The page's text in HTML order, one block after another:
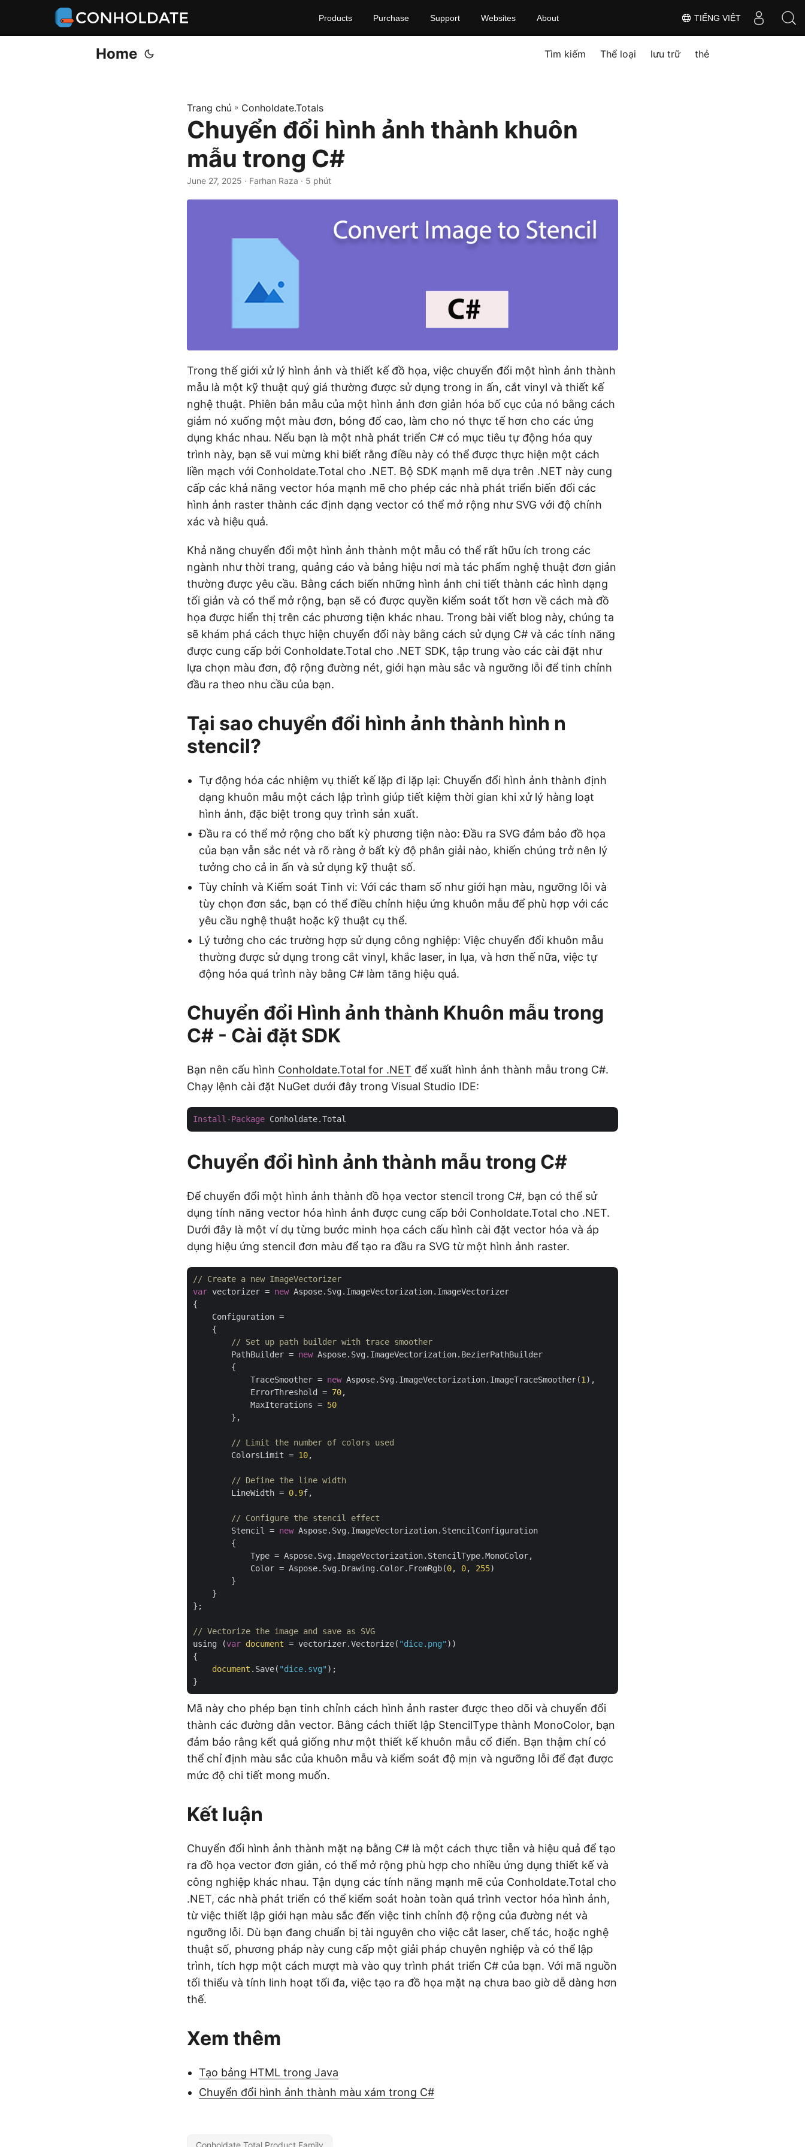
TIẾNG VIỆT
Products Purchase Support Websites About
Home Tìm kiếm Thể loại lưu trữ thẻ
Trang chủ » Conholdate.Totals
Chuyển đổi hình ảnh thành khuôn
mẫu trong C#
June 27, 2025 ‎ · Farhan Raza · 5 phút
Trong thế giới xử lý hình ảnh và thiết kế đồ họa, việc chuyển đổi một hình ảnh thành
mẫu là một kỹ thuật quý giá thường được sử dụng trong in ấn, cắt vinyl và thiết kế
nghệ thuật. Phiên bản mẫu của một hình ảnh đơn giản hóa bố cục của nó bằng cách
giảm nó xuống một màu đơn, bóng đổ cao, làm cho nó thực tế hơn cho các ứng
dụng khác nhau. Nếu bạn là một nhà phát triển C# có mục tiêu tự động hóa quy
trình này, bạn sẽ vui mừng khi biết rằng điều này có thể được thực hiện một cách
liền mạch với Conholdate.Total cho .NET. Bộ SDK mạnh mẽ dựa trên .NET này cung
cấp các khả năng vector hóa mạnh mẽ cho phép các nhà phát triển biến đổi các
hình ảnh raster thành các định dạng vector có thể mở rộng như SVG với độ chính
xác và hiệu quả.
Khả năng chuyển đổi một hình ảnh thành một mẫu có thể rất hữu ích trong các
ngành như thời trang, quảng cáo và bảng hiệu nơi mà tác phẩm nghệ thuật đơn giản
thường được yêu cầu. Bằng cách biến những hình ảnh chi tiết thành các hình dạng
tối giản và có thể mở rộng, bạn sẽ có được quyền kiểm soát tốt hơn về cách mà đồ
họa được hiển thị trên các phương tiện khác nhau. Trong bài viết blog này, chúng ta
sẽ khám phá cách thực hiện chuyển đổi này bằng cách sử dụng C# và các tính năng
được cung cấp bởi Conholdate.Total cho .NET SDK, tập trung vào các cài đặt như
lựa chọn màu đơn, độ rộng đường nét, giới hạn màu sắc và ngưỡng lỗi để tinh chỉnh
đầu ra theo nhu cầu của bạn.
Tại sao chuyển đổi hình ảnh thành hình n
stencil?
Tự động hóa các nhiệm vụ thiết kế lặp đi lặp lại: Chuyển đổi hình ảnh thành định
dạng khuôn mẫu một cách lập trình giúp tiết kiệm thời gian khi xử lý hàng loạt
hình ảnh, đặc biệt trong quy trình sản xuất.
Đầu ra có thể mở rộng cho bất kỳ phương tiện nào: Đầu ra SVG đảm bảo đồ họa
của bạn vẫn sắc nét và rõ ràng ở bất kỳ độ phân giải nào, khiến chúng trở nên lý
tưởng cho cả in ấn và sử dụng kỹ thuật số.
Tùy chỉnh và Kiểm soát Tinh vi: Với các tham số như giới hạn màu, ngưỡng lỗi và
tùy chọn đơn sắc, bạn có thể điều chỉnh hiệu ứng khuôn mẫu để phù hợp với các
yêu cầu nghệ thuật hoặc kỹ thuật cụ thể.
Lý tưởng cho các trường hợp sử dụng công nghiệp: Việc chuyển đổi khuôn mẫu
thường được sử dụng trong cắt vinyl, khắc laser, in lụa, và hơn thế nữa, việc tự
động hóa quá trình này bằng C# làm tăng hiệu quả.
Chuyển đổi Hình ảnh thành Khuôn mẫu trong
C# - Cài đặt SDK
Bạn nên cấu hình Conholdate.Total for .NET để xuất hình ảnh thành mẫu trong C#.
Chạy lệnh cài đặt NuGet dưới đây trong Visual Studio IDE:
Install -Package
Chuyển đổi hình ảnh thành mẫu trong C#
Để chuyển đổi một hình ảnh thành đồ họa vector stencil trong C#, bạn có thể sử
dụng tính năng vector hóa hình ảnh được cung cấp bởi Conholdate.Total cho .NET.
Dưới đây là một ví dụ từng bước minh họa cách cấu hình cài đặt vector hóa và áp
dụng hiệu ứng stencil đơn màu để tạo ra đầu ra SVG từ một hình ảnh raster.
// Create a new ImageVectorizer
var vectorizer = new Aspose.Svg.ImageVectorization.ImageVectorizer
{
    Configuration =
    {
// Set up path builder with trace smoother
        PathBuilder =
new Aspose.Svg.ImageVectorization.BezierPathBuilder
        {
            TraceSmoother =
new Aspose.Svg.ImageVectorization.ImageTraceSmoother(1 ),
            ErrorThreshold =
70,
            MaxIterations =
50
        },
// Limit the number of colors used
        ColorsLimit =
10,
// Define the line width
        LineWidth =
0.9f,
// Configure the stencil effect
        Stencil =
new Aspose.Svg.ImageVectorization.StencilConfiguration
        {
            Type = Aspose.Svg.ImageVectorization.StencilType.MonoColor,
            Color = Aspose.Svg.Drawing.Color.FromRgb(
0, 0, 255)
        }
    }
};
// Vectorize the image and save as SVG
using (var document = vectorizer.Vectorize( "dice.png" ))
{
document .Save( "dice.svg" );
Mã này cho phép bạn tinh chỉnh cách hình ảnh raster được theo dõi và chuyển đổi
thành các đường dẫn vector. Bằng cách thiết lập StencilType thành MonoColor, bạn
đảm bảo rằng kết quả giống như một thiết kế khuôn mẫu cổ điển. Bạn thậm chí có
thể chỉ định màu sắc của khuôn mẫu và kiểm soát độ mịn và ngưỡng lỗi để đạt được
mức độ chi tiết mong muốn.
Kết luận
Chuyển đổi hình ảnh thành mặt nạ bằng C# là một cách thực tiễn và hiệu quả để tạo
ra đồ họa vector đơn giản, có thể mở rộng phù hợp cho nhiều ứng dụng thiết kế và
công nghiệp khác nhau. Tận dụng các tính năng mạnh mẽ của Conholdate.Total cho
.NET, các nhà phát triển có thể kiểm soát hoàn toàn quá trình vector hóa hình ảnh,
từ việc thiết lập giới hạn màu sắc đến việc tinh chỉnh độ rộng của đường nét và
ngưỡng lỗi. Dù bạn đang chuẩn bị tài nguyên cho việc cắt laser, chế tác, hoặc nghệ
thuật số, phương pháp này cung cấp một giải pháp chuyên nghiệp và có thể lập
trình, tích hợp một cách mượt mà vào quy trình phát triển C# của bạn. Với mã nguồn
tối thiểu và tính linh hoạt tối đa, việc tạo ra đồ họa mặt nạ chưa bao giờ dễ dàng hơn
thế.
Xem thêm
Tạo bảng HTML trong Java
Chuyển đổi hình ảnh thành màu xám trong C#
Conholdate.Total Product Family